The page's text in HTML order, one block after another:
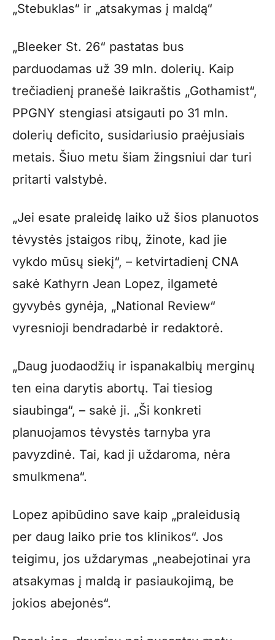
„Stebuklas“ ir „atsakymas į maldą“
„Bleeker St. 26“ pastatas bus
parduodamas už 39 mln. dolerių. Kaip
trečiadienį pranešė laikraštis „Gothamist“,
PPGNY stengiasi atsigauti po 31 mln.
dolerių deficito, susidariusio praėjusiais
metais. Šiuo metu šiam žingsniui dar turi
pritarti valstybė.
„Jei esate praleidę laiko už šios planuotos
tėvystės įstaigos ribų, žinote, kad jie
vykdo mūsų siekį“, – ketvirtadienį CNA
sakė Kathyrn Jean Lopez, ilgametė
gyvybės gynėja, „National Review“
vyresnioji bendradarbė ir redaktorė.
„Daug juodaodžių ir ispanakalbių merginų
ten eina darytis abortų. Tai tiesiog
siaubinga“, – sakė ji. „Ši konkreti
planuojamos tėvystės tarnyba yra
pavyzdinė. Tai, kad ji uždaroma, nėra
smulkmena“.
Lopez apibūdino save kaip „praleidusią
per daug laiko prie tos klinikos“. Jos
teigimu, jos uždarymas „neabejotinai yra
atsakymas į maldą ir pasiaukojimą, be
jokios abejonės“.